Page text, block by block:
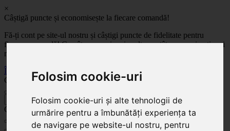
Folosim cookie-uri
Folosim cookie-uri și alte tehnologii de
urmărire pentru a îmbunătăți experiența ta
de navigare pe website-ul nostru, pentru
×
Câștigă puncte și economisește la fiecare comandă!
Fă-ți cont pe site-ul nostru și câștigi puncte de fidelitate pentru
fiecare comandă! Cu cât comanzi mai mult, cu atât economisești mai
mult!
Înregistrează-te acum
Celoplast
Celoplast